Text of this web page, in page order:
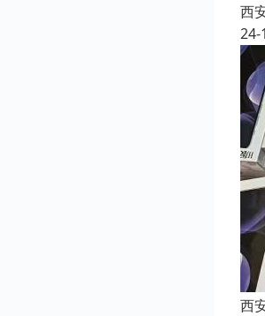
西
24-
西